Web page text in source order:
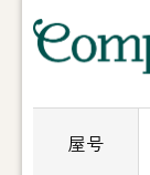
Company
屋号